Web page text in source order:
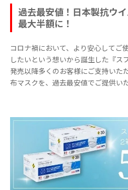
過去最安値！日本製抗ウ
最大半額に！
コロナ禍において、より安心してご
したいという想いから誕生した『ス
発売以降多くのお客様にご支持いた
布マスクを、過去最安値でご提供い